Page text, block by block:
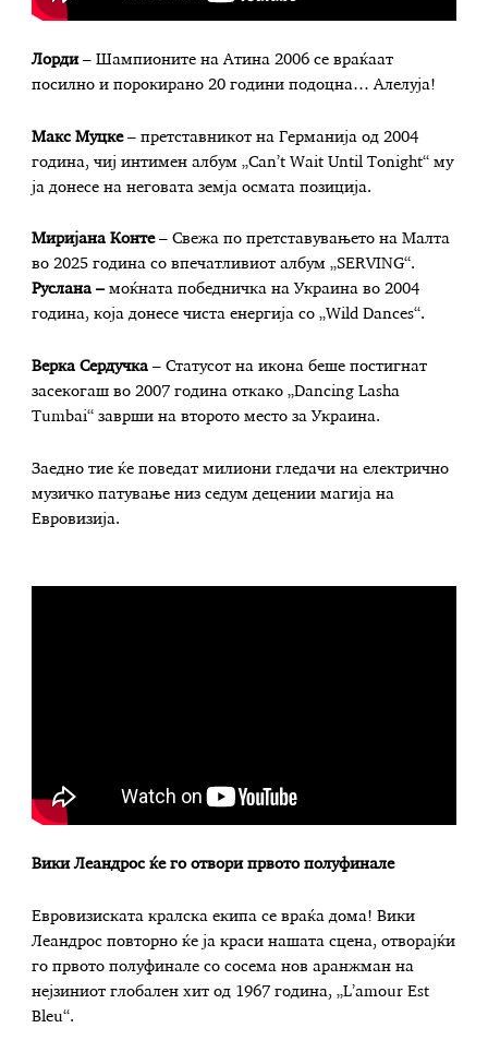
Лорди– Шампионите на Атина 2006 се враќаат
посилно и порокирано 20 години подоцна… Алелуја!
Макс Муцке– претставникот на Германија од 2004
година, чиј интимен албум „Can’t Wait Until Tonight“ му
ја донесе на неговата земја осмата позиција.
Миријана Конте– Свежа по претставувањето на Малта
во 2025 година со впечатливиот албум „SERVING“.
Руслана –моќната победничка на Украина во 2004
година, која донесе чиста енергија со „Wild Dances“.
Верка Сердучка – Статусот на икона беше постигнат
засекогаш во 2007 година откако „Dancing Lasha
Tumbai“ заврши на второто место за Украина.
Заедно тие ќе поведат милиони гледачи на електрично
музичко патување низ седум децении магија на
Евровизија.
Вики Леандрос ќе го отвори првото полуфинале
Евровизиската кралска екипа се враќа дома! Вики
Леандрос повторно ќе ја краси нашата сцена, отворајќи
го првото полуфинале со сосема нов аранжман на
нејзиниот глобален хит од 1967 година, „L’amour Est
Bleu“.